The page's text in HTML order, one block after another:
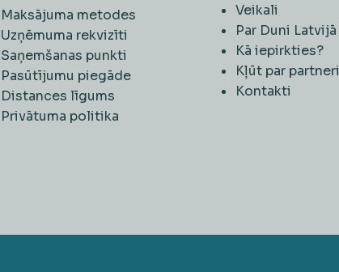
Maksājuma metodes
Uzņēmuma rekvizīti
Saņemšanas punkti
Pasūtījumu piegāde
Distances līgums
Privātuma politika
Veikali
Par Duni Latvijā
Kā iepirkties?
Kļūt par partneri
Kontakti